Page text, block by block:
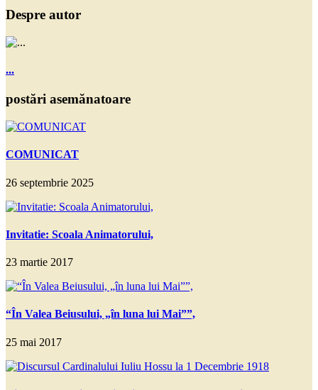
Despre autor
...
postări asemănatoare
COMUNICAT
26 septembrie 2025
Invitatie: Scoala Animatorului,
23 martie 2017
“În Valea Beiusului, „în luna lui Mai””,
25 mai 2017